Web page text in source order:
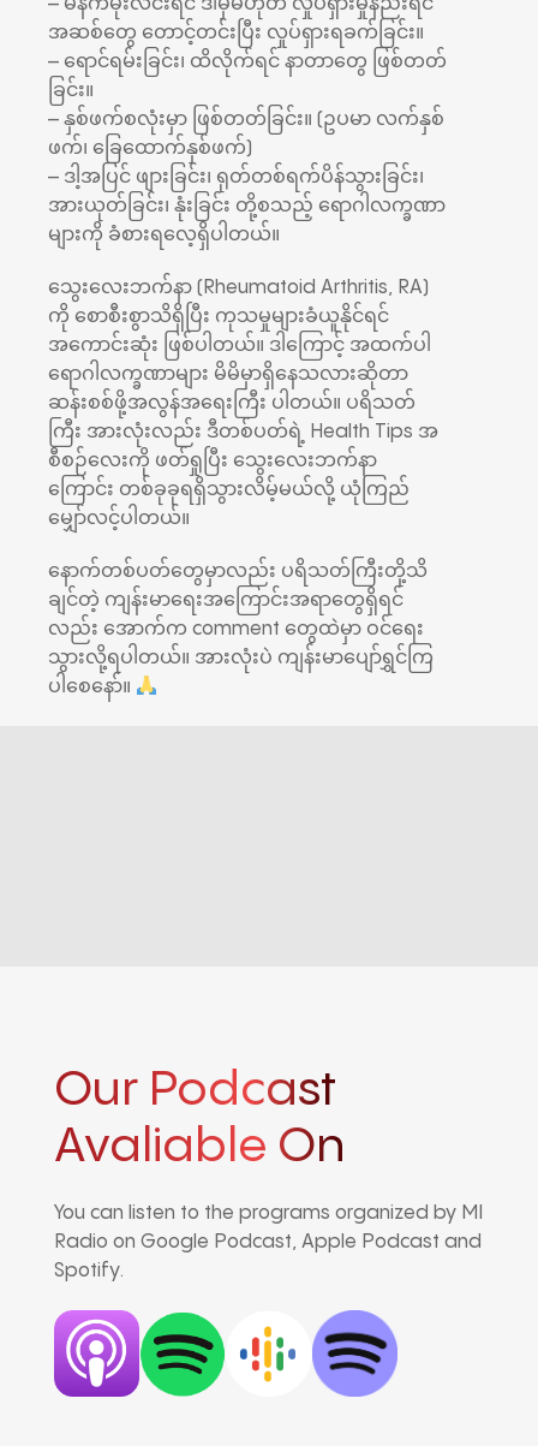
– မနက်မိုးလင်းရင် ဒါမှမဟုတ် လှုပ်ရှားမှုနည်းရင်
အဆစ်တွေ တောင့်တင်းပြီး လှုပ်ရှားရခက်ခြင်း။
– ရောင်ရမ်းခြင်း၊ ထိလိုက်ရင် နာတာတွေ ဖြစ်တတ်
ခြင်း။
– နှစ်ဖက်စလုံးမှာ ဖြစ်တတ်ခြင်း။ (ဥပမာ လက်နှစ်
ဖက်၊ ခြေထောက်နှစ်ဖက်)
– ဒါ့အပြင် ဖျားခြင်း၊ ရုတ်တစ်ရက်ပိန်သွားခြင်း၊
အားယုတ်ခြင်း၊ နုံးခြင်း တို့စသည့် ရောဂါလက္ခဏာ
များကို ခံစားရလေ့ရှိပါတယ်။
သွေးလေးဘက်နာ (Rheumatoid Arthritis, RA)
ကို စောစီးစွာသိရှိပြီး ကုသမှုများခံယူနိုင်ရင်
အကောင်းဆုံး ဖြစ်ပါတယ်။ ဒါကြောင့် အထက်ပါ
ရောဂါလက္ခဏာများ မိမိမှာရှိနေသလားဆိုတာ
ဆန်းစစ်ဖို့အလွန်အရေးကြီး ပါတယ်။ ပရိသတ်
ကြီး အားလုံးလည်း ဒီတစ်ပတ်ရဲ့ Health Tips အ
စီစဉ်လေးကို ဖတ်ရှုပြီး သွေးလေးဘက်နာ
ကြောင်း တစ်ခုခုရရှိသွားလိမ့်မယ်လို့ ယုံကြည်
မျှော်လင့်ပါတယ်။
နောက်တစ်ပတ်တွေမှာလည်း ပရိသတ်ကြီးတို့သိ
ချင်တဲ့ ကျန်းမာ‌ရေးအကြောင်းအရာတွေရှိရင်
လည်း အောက်က comment တွေထဲမှာ ဝင်ရေး
သွားလို့ရပါတယ်။ အားလုံးပဲ ကျန်းမာပျော်ရွှင်ကြ
ပါစေနော်။
Our Podcast
Avaliable On
You can listen to the programs organized by MI
Radio on Google Podcast, Apple Podcast and
Spotify.